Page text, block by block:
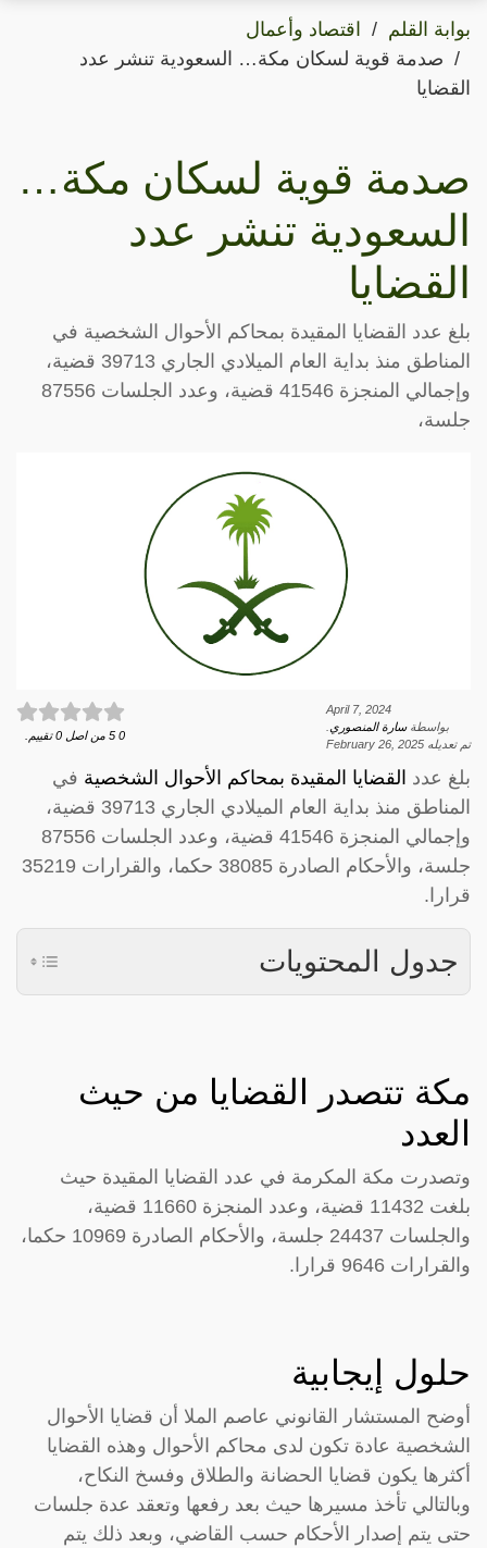
بوابة القلم
اقتصاد وأعمال
صدمة قوية لسكان مكة… السعودية تنشر عدد
القضايا
صدمة قوية لسكان مكة…
السعودية تنشر عدد
القضايا
بلغ عدد القضايا المقيدة بمحاكم الأحوال الشخصية في
المناطق منذ بداية العام الميلادي الجاري 39713 قضية،
وإجمالي المنجزة 41546 قضية، وعدد الجلسات 87556
جلسة،
April 7, 2024
بواسطةسارة المنصوري
تم تعديله February 26, 2025
0
5 من اصل 0 تقييم.
بلغ عدد القضايا المقيدة بمحاكم الأحوال الشخصية في
المناطق منذ بداية العام الميلادي الجاري 39713 قضية،
وإجمالي المنجزة 41546 قضية، وعدد الجلسات 87556
جلسة، والأحكام الصادرة 38085 حكما، والقرارات 35219
قرارا.
جدول المحتويات
مكة تتصدر القضايا من حيث
العدد
وتصدرت مكة المكرمة في عدد القضايا المقيدة حيث
بلغت 11432 قضية، وعدد المنجزة 11660 قضية،
والجلسات 24437 جلسة، والأحكام الصادرة 10969 حكما،
والقرارات 9646 قرارا.
حلول إيجابية
أوضح المستشار القانوني عاصم الملا أن قضايا الأحوال
الشخصية عادة تكون لدى محاكم الأحوال وهذه القضايا
أكثرها يكون قضايا الحضانة والطلاق وفسخ النكاح،
وبالتالي تأخذ مسيرها حيث بعد رفعها وتعقد عدة جلسات
حتى يتم إصدار الأحكام حسب القاضي، وبعد ذلك يتم